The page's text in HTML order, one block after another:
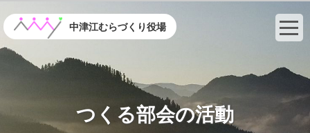
ン
テ
中津江むらづくり役場
つくる部会の活動